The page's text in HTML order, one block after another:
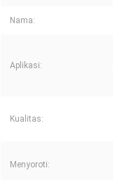
Nama:
Aplikasi:
Kualitas:
Menyoroti: